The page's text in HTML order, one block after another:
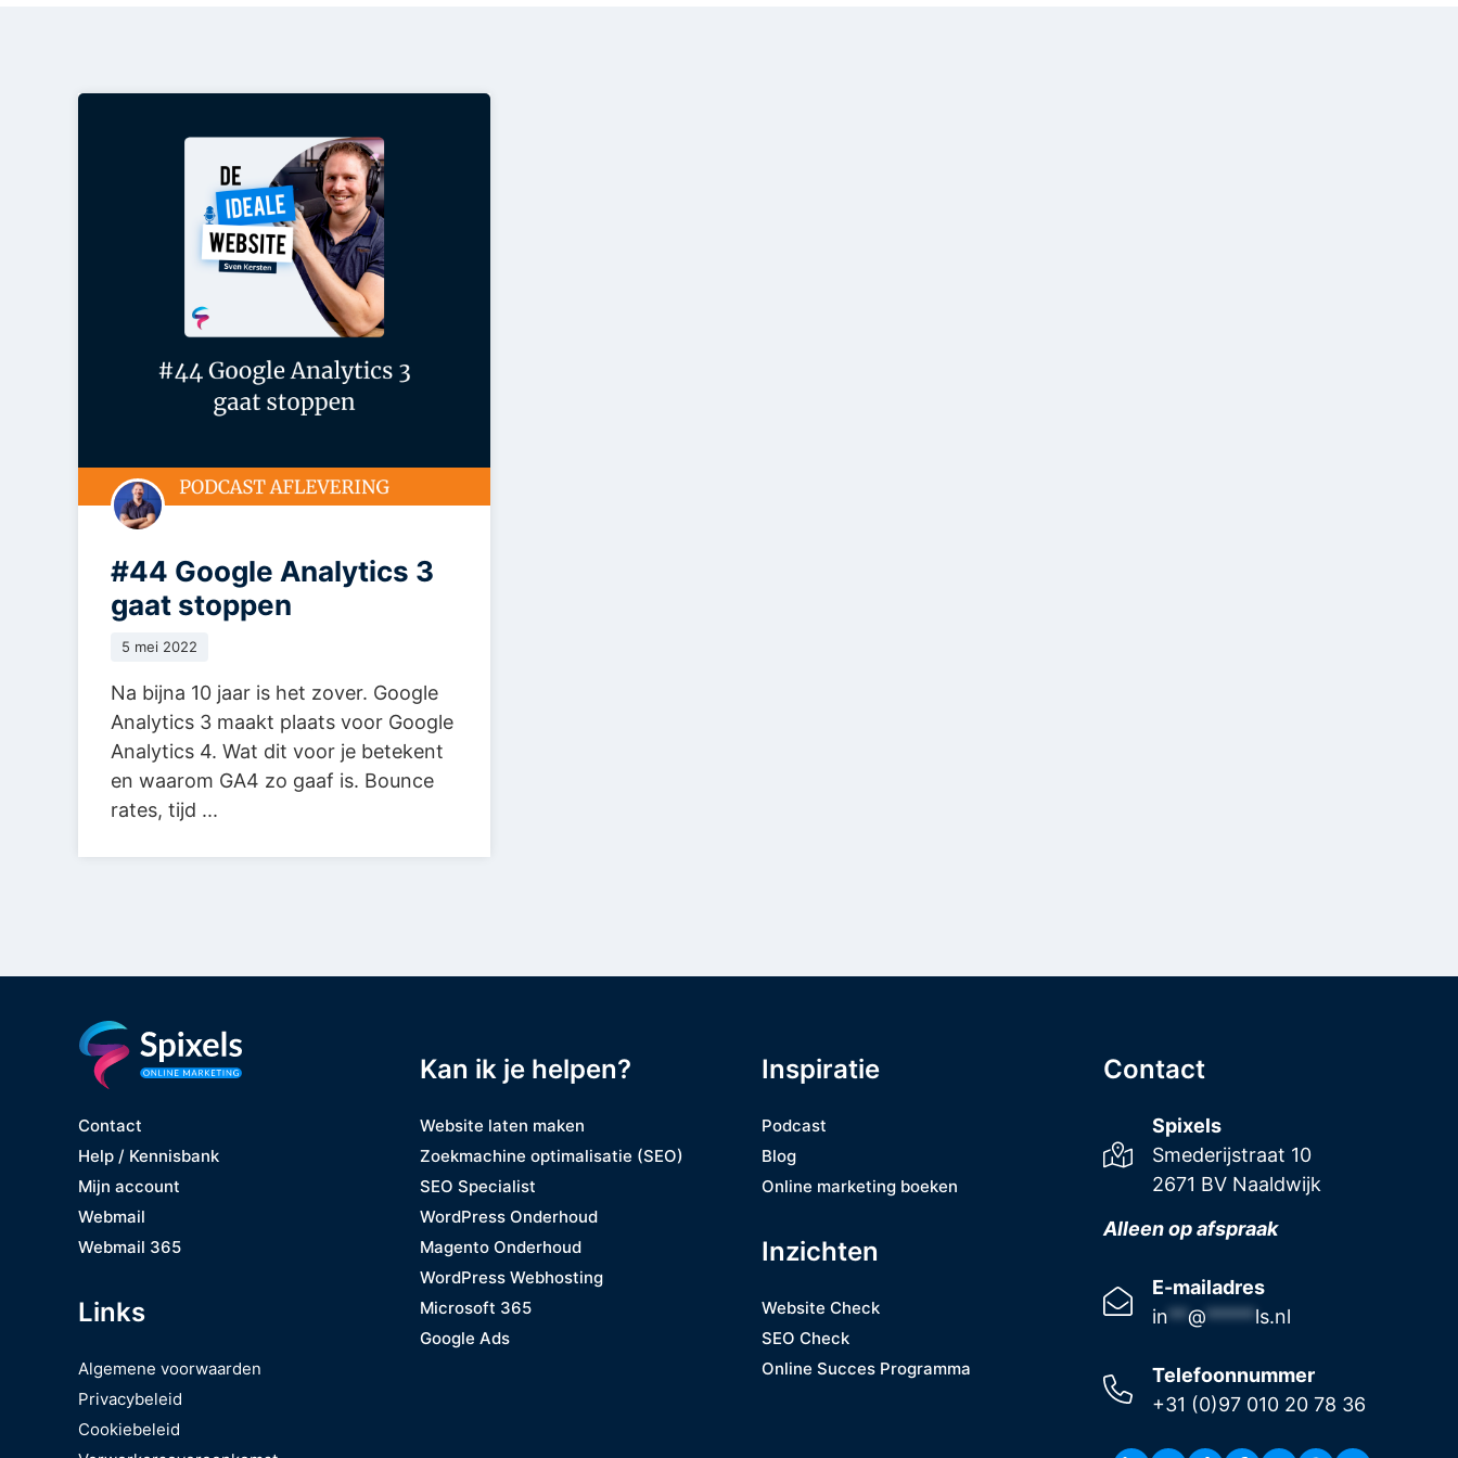
#44 Google Analytics 3
gaat stoppen
5 mei 2022
Na bijna 10 jaar is het zover. Google
Analytics 3 maakt plaats voor Google
Analytics 4. Wat dit voor je betekent
en waarom GA4 zo gaaf is. Bounce
rates, tijd ...
Contact
Help / Kennisbank
Mijn account
Webmail
Webmail 365
Links
Algemene voorwaarden
Privacybeleid
Cookiebeleid
Kan ik je helpen?
Website laten maken
Zoekmachine optimalisatie (SEO)
SEO Specialist
WordPress Onderhoud
Magento Onderhoud
WordPress Webhosting
Microsoft 365
Google Ads
Inspiratie
Podcast
Blog
Online marketing boeken
Inzichten
Website Check
SEO Check
Online Succes Programma
Contact
Spixels
Smederijstraat 10
2671 BV Naaldwijk
Alleen op afspraak
E-mailadres
in**@*****ls.nl
Telefoonnummer
+31 (0)97 010 20 78 36